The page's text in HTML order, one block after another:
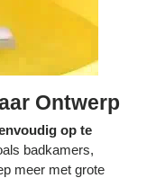
Ontwerp
op te
badkamers,
meer met grote